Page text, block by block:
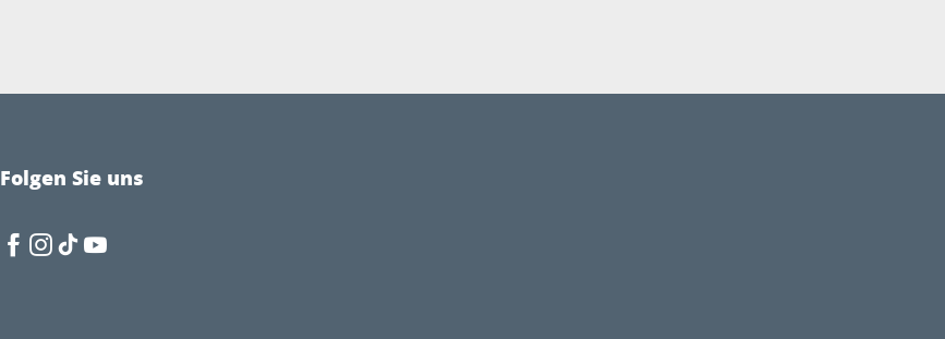
Folgen Sie uns